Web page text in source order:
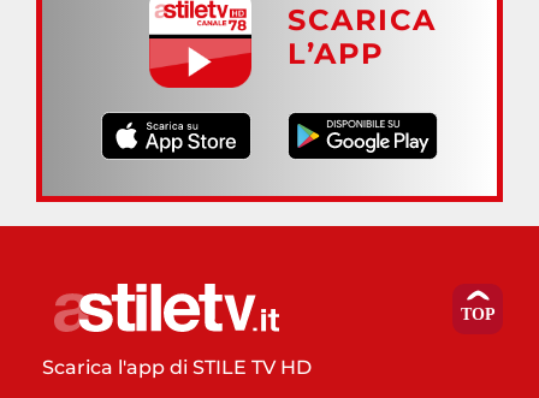
SCARICA
L’APP
Scarica l'app di STILE TV HD